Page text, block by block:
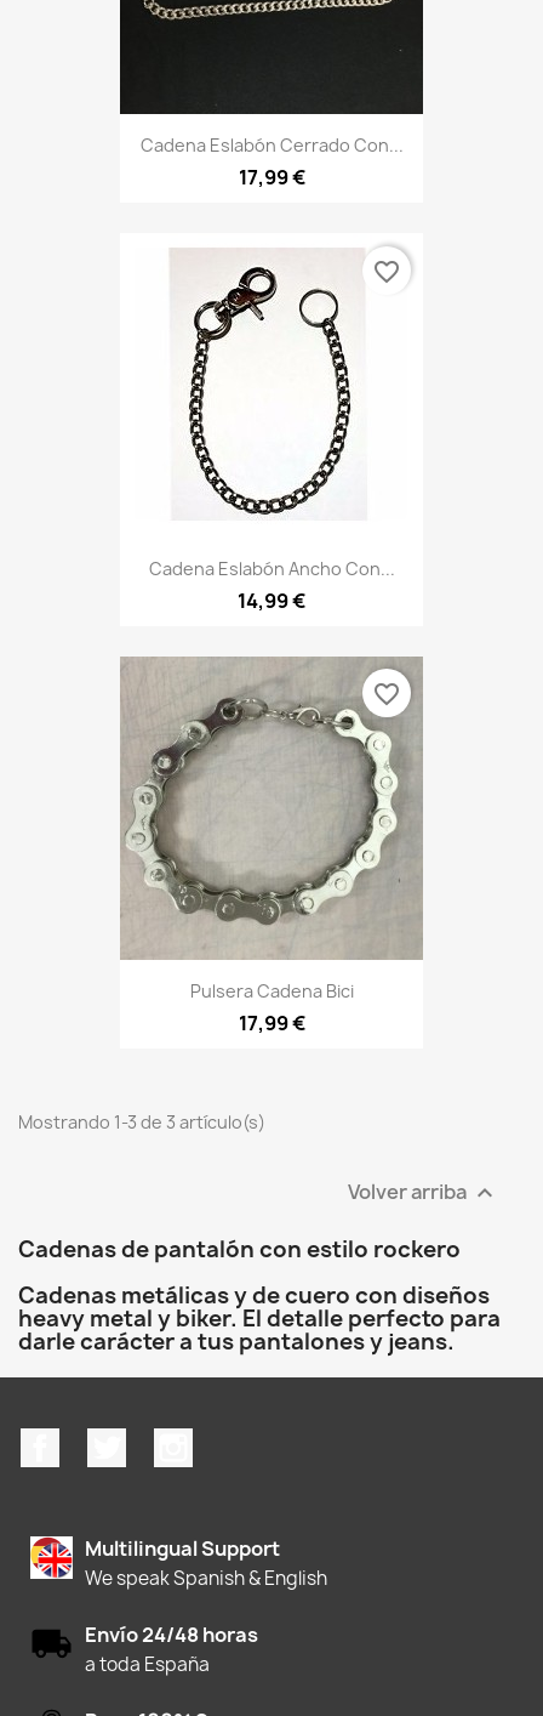
Cadena Eslabón Cerrado Con...
17,99 €
Cadena Eslabón Ancho Con...
14,99 €
favorite_border
Pulsera Cadena Bici
17,99 €
favorite_border
Mostrando 1-3 de 3 artículo(s)
Volver arriba 
Cadenas de pantalón con estilo rockero
Cadenas metálicas y de cuero con diseños
heavy metal y biker. El detalle perfecto para
darle carácter a tus pantalones y jeans.
Multilingual Support
We speak Spanish & English
Envío 24/48 horas
a toda España